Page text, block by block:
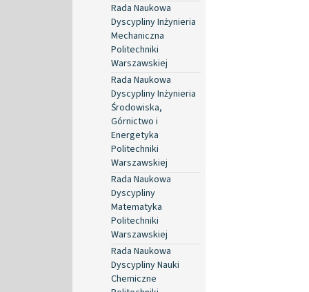
Rada Naukowa
Dyscypliny Inżynieria
Mechaniczna
Politechniki
Warszawskiej
Rada Naukowa
Dyscypliny Inżynieria
Środowiska,
Górnictwo i
Energetyka
Politechniki
Warszawskiej
Rada Naukowa
Dyscypliny
Matematyka
Politechniki
Warszawskiej
Rada Naukowa
Dyscypliny Nauki
Chemiczne